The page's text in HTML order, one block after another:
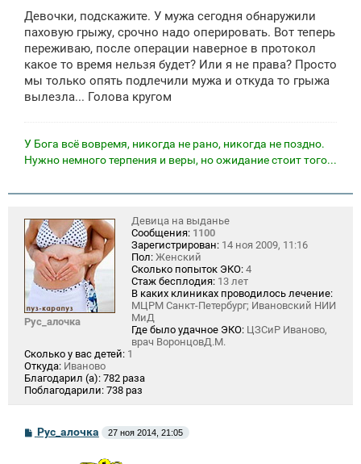
Девочки, подскажите. У мужа сегодня обнаружили
паховую грыжу, срочно надо оперировать. Вот теперь
переживаю, после операции наверное в протокол
какое то время нельзя будет? Или я не права? Просто
мы только опять подлечили мужа и откуда то грыжа
вылезла... Голова кругом
У Бога всё вовремя, никогда не рано, никогда не поздно.
Нужно немного терпения и веры, но ожидание стоит того...
Рус_алочка
Девица на выданье
Сообщения: 1100
Зарегистрирован: 14 ноя 2009, 11:16
Пол: Женский
Сколько попыток ЭКО: 4
Стаж бесплодия: 13 лет
В каких клиниках проводилось лечение:
МЦРМ Санкт-Петербург; Ивановский НИИ
МиД
Где было удачное ЭКО: ЦЗСиР Иваново,
врач ВоронцовД.М.
Сколько у вас детей: 1
Откуда: Иваново
Благодарил (а): 782 раза
Поблагодарили: 738 раз
СРус_алочка 27 ноя 2014, 21:05